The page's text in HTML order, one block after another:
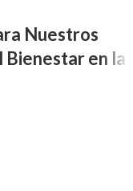
Nuestros
Bienestar en la